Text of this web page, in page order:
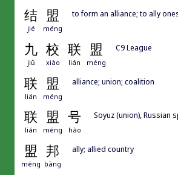
结 盟
jié méng
to form an alliance; to ally
九 校 联 盟
jiǔ xiào lián méng
C9 League
联 盟
lián méng
alliance; union; coalition
联 盟 号
lián méng hào
Soyuz (union), Russian
盟 邦
méng bāng
ally; allied country